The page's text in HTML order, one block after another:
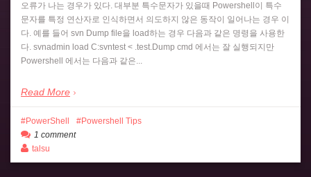
오류가 나는 경우가 있다. 대부분 특수문자가 있을때 Powershell이 특수
문자를 특정 연산자로 인식하면서 의도하지 않은 동작이 일어나는 경우 이
다. 예를 들어 svn Dump file을 load하는 경우 다음과 같은 명령을 사용한
다. svnadmin load C:svntest < .test.Dump cmd 에서는 잘 실행되지만
Powershell 에서는 다음과 같은...
Read More
PowerShell
Powershell Tips
1 comment
talsu